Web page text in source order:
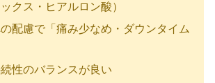
クス・ヒアルロン酸）
配慮で「痛み少なめ・ダウンタイム
性のバランスが良い